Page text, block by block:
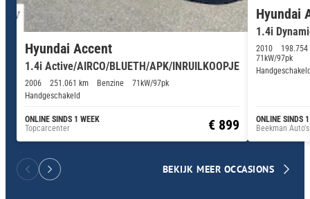
Hyundai Accent
1.4i Active/AIRCO/BLUETH/APK/INRUILKOOPJE
2006 251.061 km Benzine
71kW/97pk
Handgeschakeld
ONLINE SINDS 1 WEEK
Topcarcenter
€ 899
Hyundai
1.4i
2010
198.754
71kW/97pk
ONLINE SINDS
Beekman Auto's
BEKIJK MEER OCCASIONS